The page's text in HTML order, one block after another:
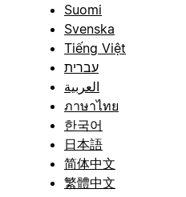
Suomi
Svenska
Tiếng Việt
עברית
العربية
ภาษาไทย
한국어
日本語
简体中文
繁體中文